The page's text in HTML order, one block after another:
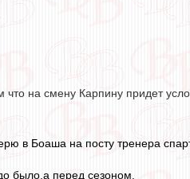
на смену Карпину придет
в Боаша на посту тренера
было,а перед сезоном.